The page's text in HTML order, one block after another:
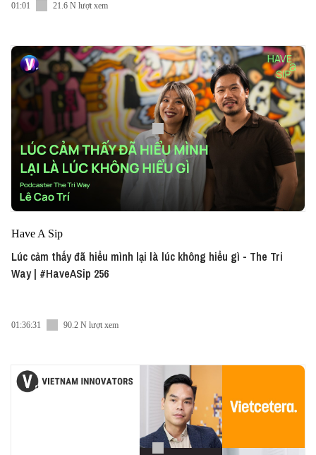
01:01 21.6 N lượt xem
Have A Sip
Lúc cảm thấy đã hiểu mình lại là lúc không hiểu gì - The Tri
Way | #HaveASip 256
01:36:31 90.2 N lượt xem